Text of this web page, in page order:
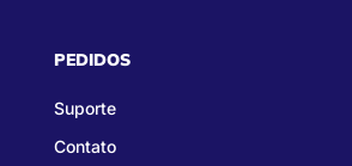
PEDIDOS
Suporte
Contato